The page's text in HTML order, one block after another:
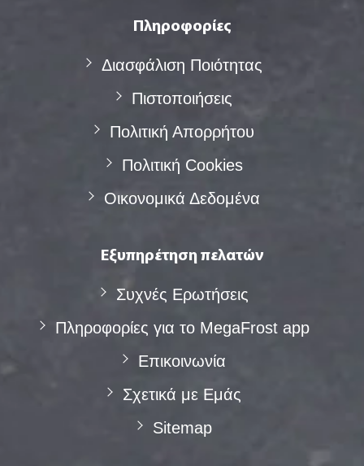
Πληροφορίες
Διασφάλιση Ποιότητας
Πιστοποιήσεις
Πολιτική Απορρήτου
Πολιτική Cookies
Οικονομικά Δεδομένα
Εξυπηρέτηση πελατών
Συχνές Eρωτήσεις
Πληροφορίες για το MegaFrost app
Επικοινωνία
Σχετικά με Eμάς
Sitemap